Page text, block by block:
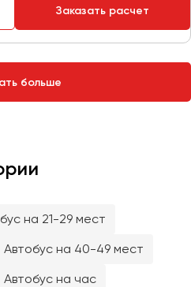
Заказать расчет
больше
на 21-29 мест
Автобус на 40-49 мест
Автобус на час